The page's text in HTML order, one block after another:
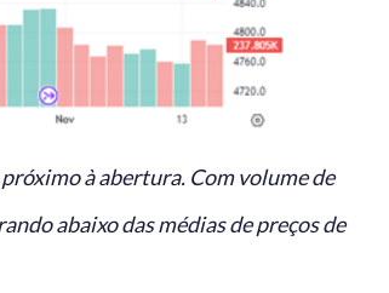
à abertura. Com volume de
abaixo das médias de preços de